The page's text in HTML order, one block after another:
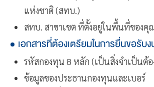
แห่งชาติ (สทบ.)
สทบ. สาขาเขต ที่ตั้งอยู่ในพื้นที่ของคุ
เอกสารที่ต้องเตรียมในการยื่นขอรับ
รหัสกองทุน 8 หลัก (เป็นสิ่งจำเป็นต้อ
ข้อมูลของประธานกองทุนและเบอร์